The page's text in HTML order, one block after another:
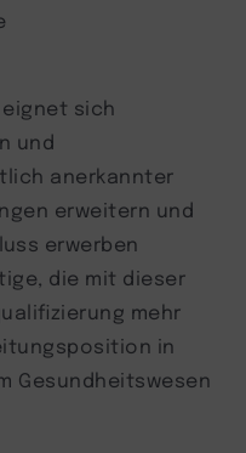
eignet sich
und
anerkannter
erweitern und
erwerben
die mit dieser
mehr
in
Gesundheitswesen